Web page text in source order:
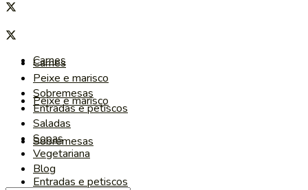
Carnes
Peixe e marisco
Sobremesas
Entradas e petiscos
Carnes
Peixe e marisco
Sobremesas
Entradas e petiscos
Saladas
Sopas
Vegetariana
Blog